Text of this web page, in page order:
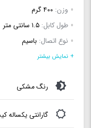
وزن: ۴۰۰ گرم
طول کابل: ۱.۵ سانتی متر
نوع اتصال: باسیم
منبع تغذیه:
+ نمایش بیشتر
رنگ مشکی
گارانتی یکساله